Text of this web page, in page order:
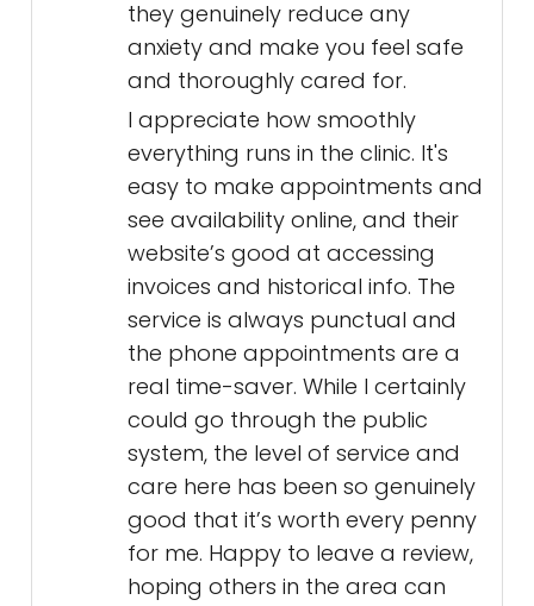
really likes to be an active
participant in my own healthcare
(and who maybe "comes
prepared" a bit much, which
sometimes feels like it could
annoy a doctor!), I was so
relieved and happy that she was
really willing to listen and guide
me through my care. Her follow-
ups are always prompt and her
approach and warm bedside
manner are incredibly effective –
they genuinely reduce any
anxiety and make you feel safe
and thoroughly cared for.
I appreciate how smoothly
everything runs in the clinic. It's
easy to make appointments and